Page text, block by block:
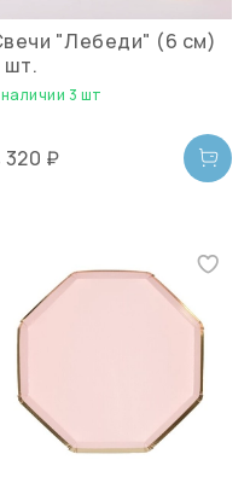
"Лебеди" (6 см)
шт.
3 шт
320 ₽